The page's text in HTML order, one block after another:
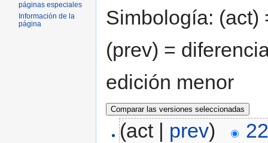
Simbología: (act)
(prev) =
edición menor
(act | prev)
páginas especiales
Información de la
página